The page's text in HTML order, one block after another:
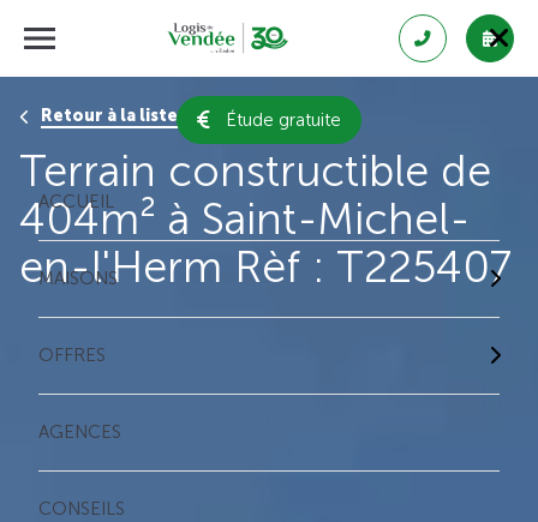
Étude gratuite
ACCUEIL
MAISONS
OFFRES
AGENCES
CONSEILS
Retour à la liste des résultats
Terrain constructible de
404m² à Saint-Michel-
en-l'Herm Rèf : T225407